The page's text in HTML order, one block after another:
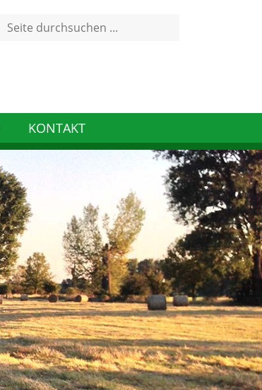
Search
KONTAKT